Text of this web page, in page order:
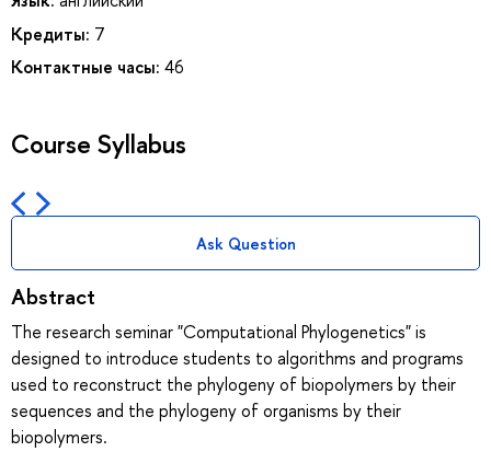
Кредиты: 7
Контактные часы: 46
Course Syllabus
Ask Question
Abstract
The research seminar "Computational Phylogenetics" is
designed to introduce students to algorithms and programs
used to reconstruct the phylogeny of biopolymers by their
sequences and the phylogeny of organisms by their
biopolymers.